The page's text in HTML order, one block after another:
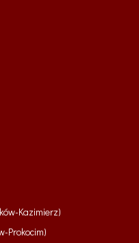
Kazimierz)
Prokocim)